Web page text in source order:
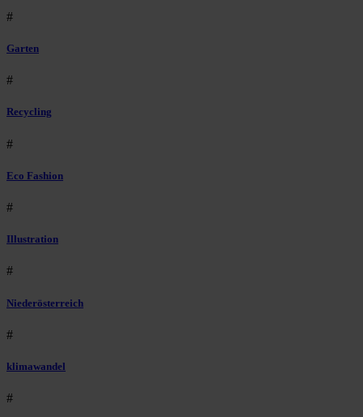
#
Garten
#
Recycling
#
Eco Fashion
#
Illustration
#
Niederösterreich
#
klimawandel
#